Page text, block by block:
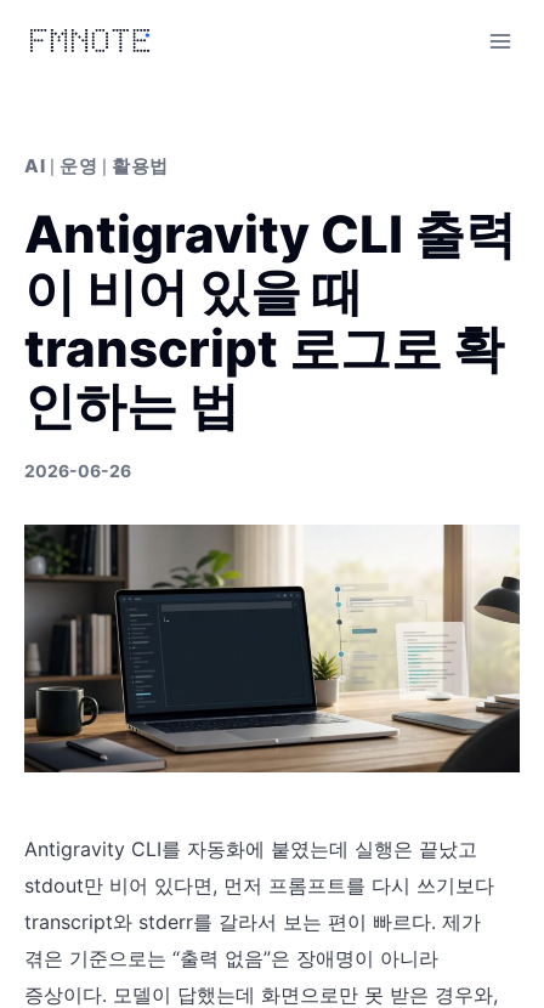
AI 운영 활용법
Antigravity CLI 출력
이 비어 있을 때
transcript 로그로 확
인하는 법
2026-06-26
Antigravity CLI를 자동화에 붙였는데 실행은 끝났고
stdout만 비어 있다면, 먼저 프롬프트를 다시 쓰기보다
transcript와 stderr를 갈라서 보는 편이 빠르다. 제가
겪은 기준으로는 “출력 없음”은 장애명이 아니라
증상이다. 모델이 답했는데 화면으로만 못 받은 경우와,